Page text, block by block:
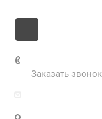
Заказать звонок